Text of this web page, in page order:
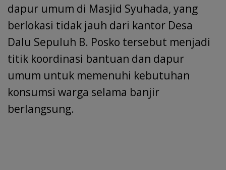
dapur umum di Masjid Syuhada, yang
berlokasi tidak jauh dari kantor Desa
Dalu Sepuluh B. Posko tersebut menjadi
titik koordinasi bantuan dan dapur
umum untuk memenuhi kebutuhan
konsumsi warga selama banjir
berlangsung.